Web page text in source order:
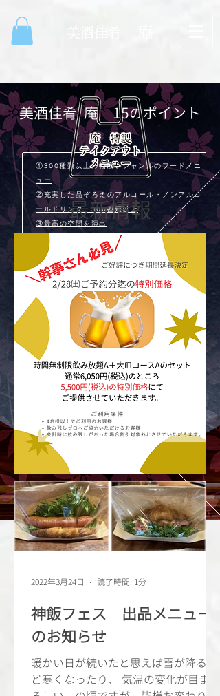
美酒佳肴 庵 15のポイント
①300種類以上の幅広いジャンルのフードメニ
ュー
②充実した品ぞろえのアルコール・ノンアルコ
ールドリンク 300種類以上
③最高の空間を演出
④イチオシ！常陸牛を使った贅沢ランチ
⑤業界初！お口に合わなければ返品可能！
⑥地域一番店への挑戦
⑦徹底的にお客様対応
⑧最大24名様までの宴会が可能
⑨絶品！常陸牛のローストビーフ
⑩自慢のローストビーフに合わせた、庵自家製
オリジナルソース
⑪やみつき！
⑫味もボリュームも満足いただけるコース料理
（前日までのご予約で承ります）
⑬昼飲み歓迎！ランチからディナーまで14時間
（ランチメニューは15:30迄）
⑭独自の仕入れルートによる、他店ではお召し
上がりになれない食材を使用したお料理
⑮駐車場あり（およそ３０台駐車可）
最新情報
神飯フェス 出品メニュー
のお知らせ
暖かい日が続いたと思えば雪が降るほ
ど寒くなったり、 気温の変化が目まぐ
2022年3月24日 読了時間: 1分